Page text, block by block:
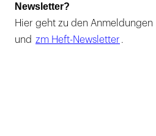
Newsletter?
Hier geht zu den Anmeldungen
und zm Heft-Newsletter .